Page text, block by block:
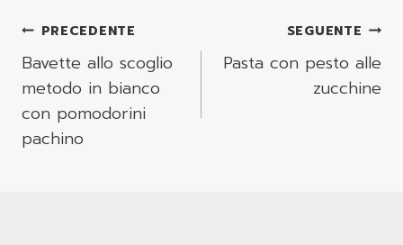
Navigazione
Articoli
PRECEDENTE
Bavette allo scoglio
metodo in bianco
con pomodorini
pachino
SEGUENTE
Pasta con pesto alle
zucchine